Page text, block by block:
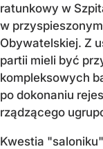
ratunkowy w
w
Obywatelskiej. Z
partii mieli być
kompleksowych
po dokonaniu
rządzącego
Kwestia